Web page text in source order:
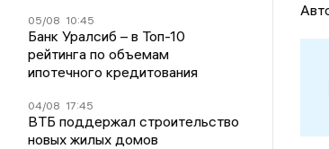
05/08 10:45
Банк Уралсиб – в Топ-10
рейтинга по объемам
ипотечного кредитования
04/08 17:45
ВТБ поддержал строительство
новых жилых домов